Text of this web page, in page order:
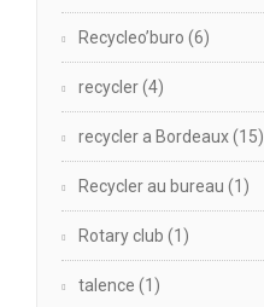
Recycleo’buro (6)
recycler(4)
recycler a Bordeaux(15)
Recycler au bureau (1)
Rotary club (1)
talence (1)